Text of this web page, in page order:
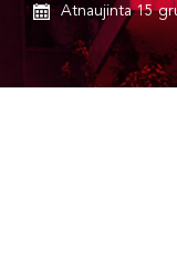
Atnaujinta 15